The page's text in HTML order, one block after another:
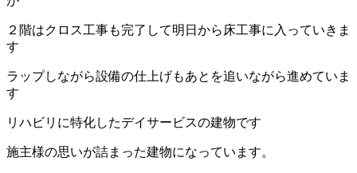
２階はクロス工事も完了して明日から床工事に入っていきま
す
ラップしながら設備の仕上げもあとを追いながら進めていま
す
リハビリに特化したデイサービスの建物です
施主様の思いが詰まった建物になっています。